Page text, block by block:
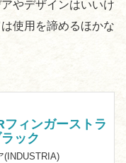
やデザインはいいけ
使用を諦めるほかな
ィンガーストラ
ック
(INDUSTRIA)